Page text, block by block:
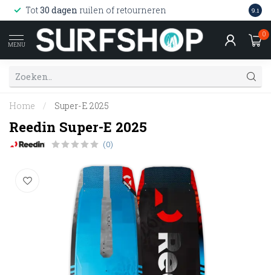
Tot30 dagen ruilen of retourneren 9.1
MENU
0
Home / Super-E 2025
Reedin Super-E 2025
(0)